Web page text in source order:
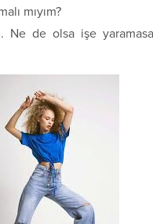
mıyım?
de olsa işe